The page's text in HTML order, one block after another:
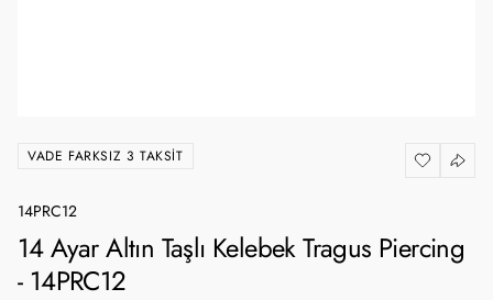
VADE FARKSIZ 3 TAKSIT
14PRC12
14 Ayar Altın Taşlı Kelebek Tragus Piercing
- 14PRC12